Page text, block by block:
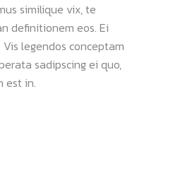
similique vix, te
definitionem eos. Ei
legendos conceptam
sadipscing ei quo,
est in.